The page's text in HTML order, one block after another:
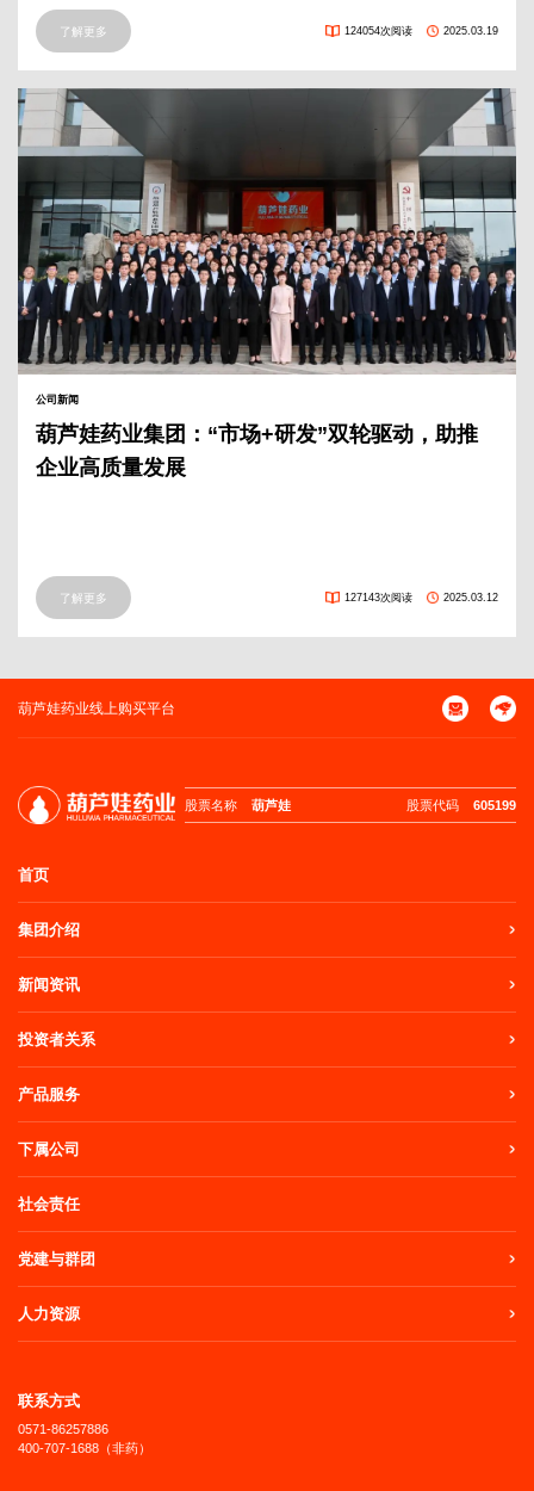
了解更多 124054次阅读 2025.03.19
公司新闻
葫芦娃药业集团：“市场+研发”双轮驱动，助推
企业高质量发展
了解更多 127143次阅读 2025.03.12
葫芦娃药业线上购买平台
股票名称 葫芦娃 股票代码 605199
首页
集团介绍
新闻资讯
投资者关系
产品服务
下属公司
社会责任
党建与群团
人力资源
联系方式
0571-86257886
400-707-1688（非药）